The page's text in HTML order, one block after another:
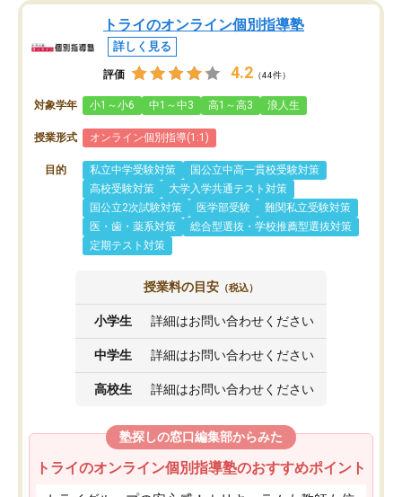
トライのオンライン個別指導塾
詳しく見る
評価 4.2 （44件）
対象学年 小1～小6 中1～中3 高1～高3 浪人生
授業形式 オンライン個別指導(1:1)
目的 私立中学受験対策
国公立中高一貫校受験対策
高校受験対策
大学入学共通テスト対策
国公立2次試験対策
医学部受験
難関私立受験対策
医・歯・薬系対策
総合型選抜・学校推薦型選抜対策
定期テスト対策
授業料の目安 （税込）
小学生 詳細はお問い合わせください
中学生 詳細はお問い合わせください
高校生 詳細はお問い合わせください
塾探しの窓口編集部からみた
トライのオンライン個別指導塾のおすすめポイント